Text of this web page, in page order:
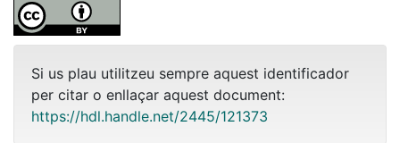
Si us plau utilitzeu sempre aquest identificador
per citar o enllaçar aquest document:
https://hdl.handle.net/2445/121373